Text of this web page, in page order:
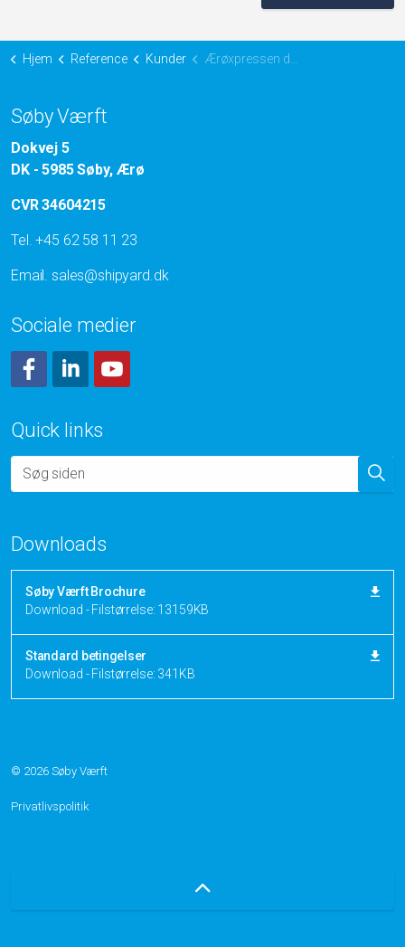
Hjem Reference Kunder Ærøxpressen dokninger
Søby Værft
Dokvej 5
DK - 5985 Søby, Ærø
CVR 34604215
Tel.+45 62 58 11 23
Email. sales@shipyard.dk
Sociale medier
Quick links
Downloads
Søby Værft Brochure
Download - Filstørrelse: 13159KB
Standard betingelser
Download - Filstørrelse: 341KB
© 2026 Søby Værft
Privatlivspolitik